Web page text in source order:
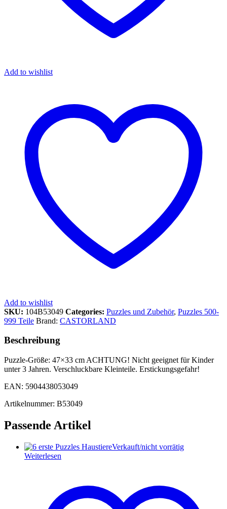
Add to wishlist
Add to wishlist
SKU: 104B53049 Categories: Puzzles und Zubehör, Puzzles 500-
999 Teile Brand: CASTORLAND
Beschreibung
Puzzle-Größe: 47×33 cm ACHTUNG! Nicht geeignet für Kinder
unter 3 Jahren. Verschluckbare Kleinteile. Erstickungsgefahr!
EAN: 5904438053049
Artikelnummer: B53049
Passende Artikel
Verkauft/nicht vorrätig
Weiterlesen